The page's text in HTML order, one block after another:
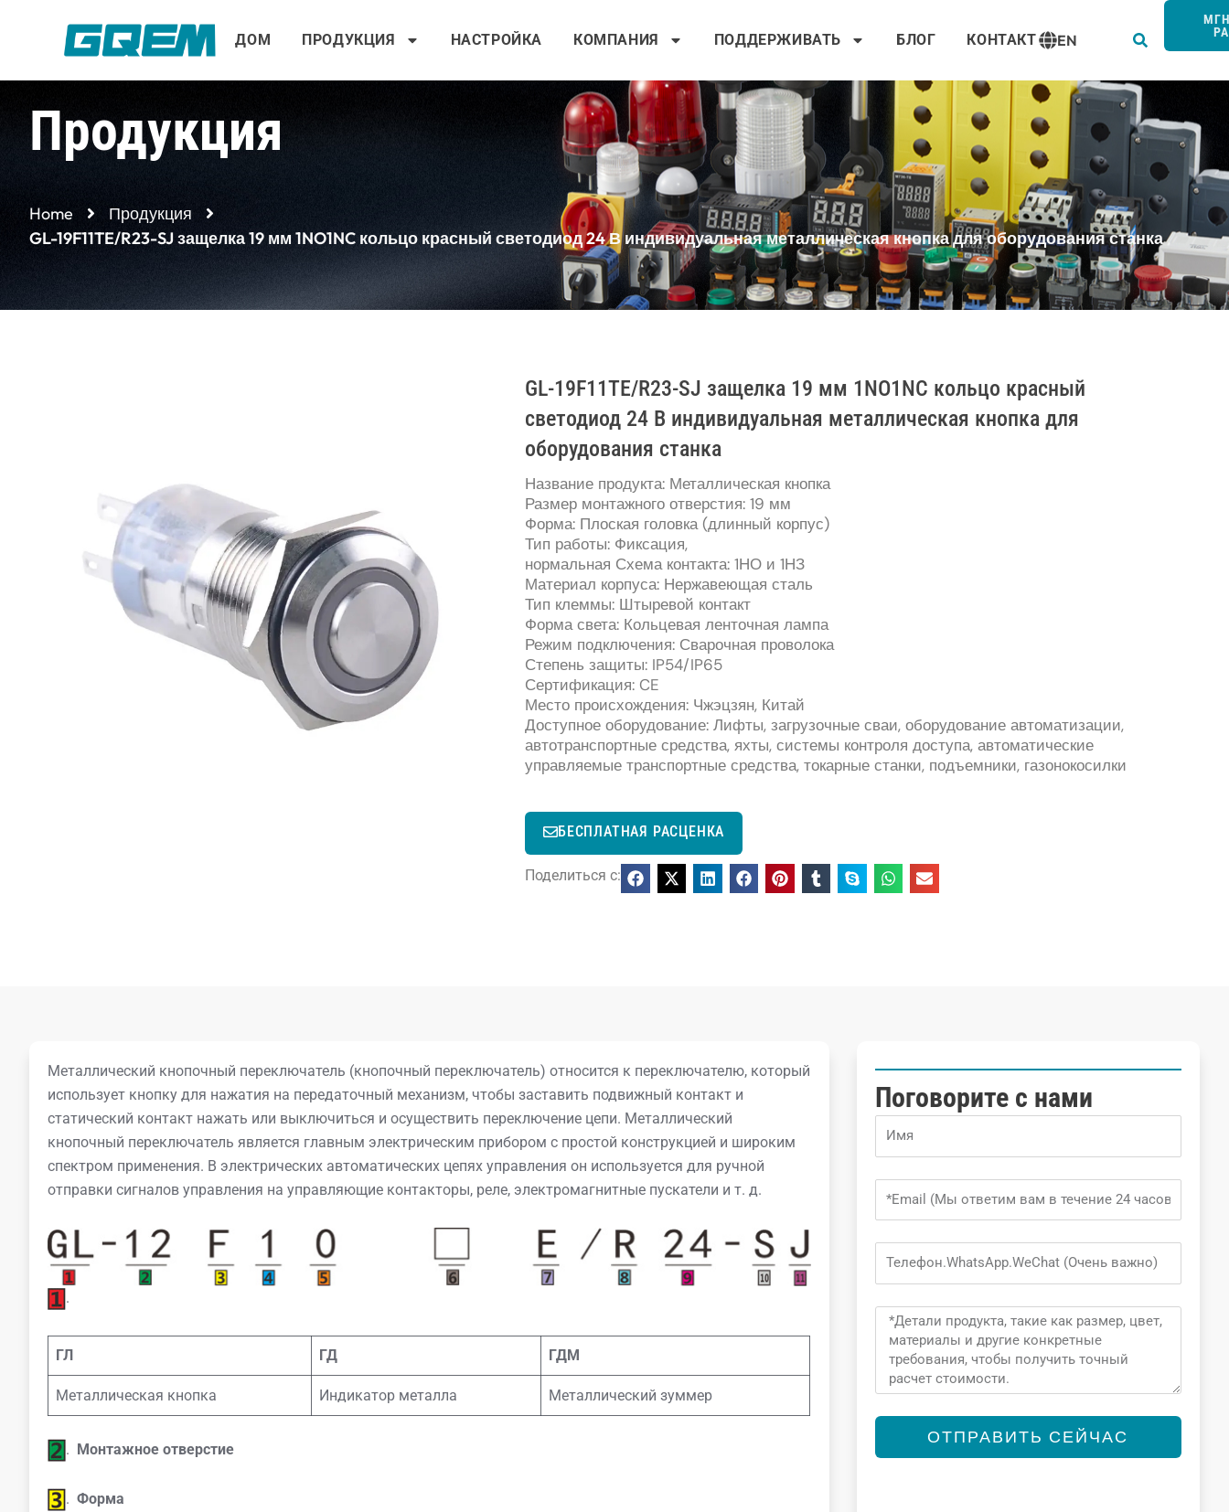
содержимому
ДОМ ПРОДУКЦИЯ НАСТРОЙКА КОМПАНИЯ ПОДДЕРЖИВАТЬ БЛОГ КОНТАКТ EN
Продукция
Home
Продукция
GL-19F11TE/R23-SJ защелка 19 мм 1NO1NC кольцо красный светодиод 24 В индивидуальная металлическая кнопка для оборудования станка
GL-19F11TE/R23-SJ защелка 19 мм 1NO1NC кольцо красный
светодиод 24 В индивидуальная металлическая кнопка для
оборудования станка
Название продукта: Металлическая кнопка
Размер монтажного отверстия: 19 мм
Форма: Плоская головка (длинный корпус)
Тип работы: Фиксация,
нормальная Схема контакта: 1НО и 1НЗ
Материал корпуса: Нержавеющая сталь
Тип клеммы: Штыревой контакт
Форма света: Кольцевая ленточная лампа
Режим подключения: Сварочная проволока
Степень защиты: IP54/IP65
Сертификация: CE
Место происхождения: Чжэцзян, Китай
Доступное оборудование: Лифты, загрузочные сваи, оборудование автоматизации,
автотранспортные средства, яхты, системы контроля доступа, автоматические
управляемые транспортные средства, токарные станки, подъемники, газонокосилки
БЕСПЛАТНАЯ РАСЦЕНКА
Поделиться с:
Металлический кнопочный переключатель (кнопочный переключатель) относится к переключателю, который
использует кнопку для нажатия на передаточный механизм, чтобы заставить подвижный контакт и
статический контакт нажать или выключиться и осуществить переключение цепи. Металлический
кнопочный переключатель является главным электрическим прибором с простой конструкцией и широким
спектром применения. В электрических автоматических цепях управления он используется для ручной
отправки сигналов управления на управляющие контакторы, реле, электромагнитные пускатели и т. д.
.
ГЛ ГД ГДМ
Металлическая кнопка Индикатор металла Металлический зуммер
. Монтажное отверстие
. Форма
Поговорите с нами
Name
Phone
Message
ОТПРАВИТЬ СЕЙЧАС